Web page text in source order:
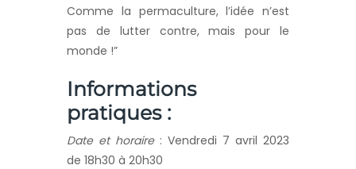
Comme la permaculture, l’idée n’est
pas de lutter contre, mais pour le
monde !”
Informations
pratiques :
Date et horaire: Vendredi 7 avril 2023
de 18h30 à 20h30